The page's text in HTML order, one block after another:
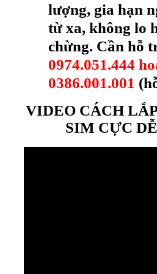
lượng, gia hạn
từ xa, không lo
chừng. Cần hỗ
0974.051.444
0386.001.001
VIDEO CÁCH
SIM CỰC